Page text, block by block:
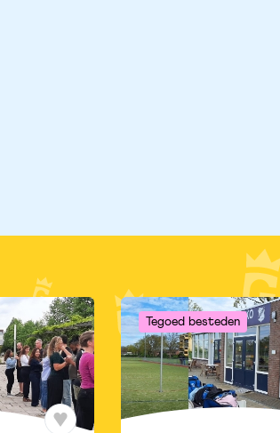
Tegoed besteden